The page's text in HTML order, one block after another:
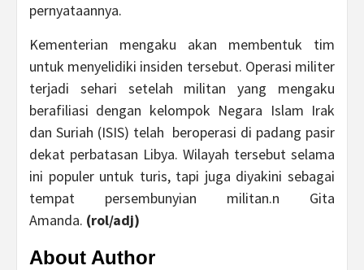
pernyataannya.
Kementerian mengaku akan membentuk tim
untuk menyelidiki insiden tersebut. Operasi militer
terjadi sehari setelah militan yang mengaku
berafiliasi dengan kelompok Negara Islam Irak
dan Suriah (ISIS) telah beroperasi di padang pasir
dekat perbatasan Libya. Wilayah tersebut selama
ini populer untuk turis, tapi juga diyakini sebagai
tempat persembunyian militan.n Gita
Amanda. (rol/adj)
About Author